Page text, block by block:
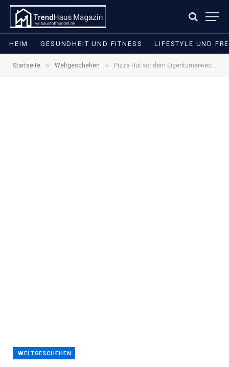
HEIM GESUNDHEIT UND FITNESS LIFESTYLE UND
Startseite » Weltgeschehen » Pizza Hut vor dem Eigentümerwechsel: Wer die Restaurantkette für 2,7 Milliarden Dollar kauft
WELTGESCHEHEN